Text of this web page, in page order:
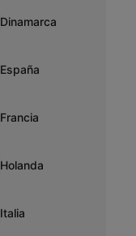
Dinamarca
España
Francia
Holanda
Italia